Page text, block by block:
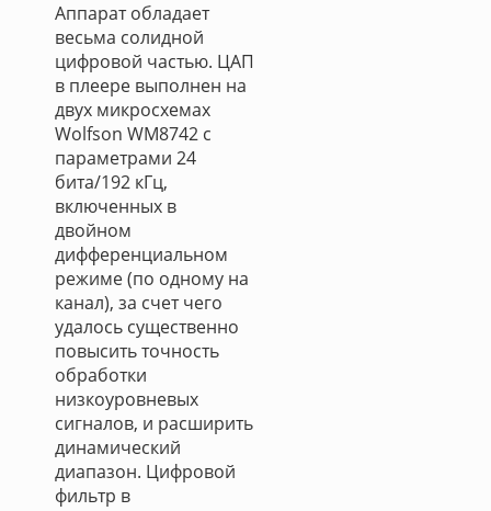
Аппарат обладает
весьма солидной
цифровой частью. ЦАП
в плеере выполнен на
двух микросхемах
Wolfson WM8742 с
параметрами 24
бита/192 кГц,
включенных в
двойном
дифференциальном
режиме (по одному на
канал), за счет чего
удалось существенно
повысить точность
обработки
низкоуровневых
сигналов, и расширить
динамический
диапазон. Цифровой
фильтр в